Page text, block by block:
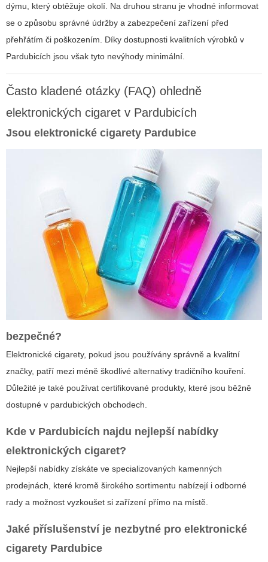
dýmu, který obtěžuje okolí. Na druhou stranu je vhodné informovat
se o způsobu správné údržby a zabezpečení zařízení před
přehřátím či poškozením. Díky dostupnosti kvalitních výrobků v
Pardubicích jsou však tyto nevýhody minimální.
Často kladené otázky (FAQ) ohledně
elektronických cigaret v Pardubicích
Jsou elektronické cigarety Pardubice
bezpečné?
Elektronické cigarety, pokud jsou používány správně a kvalitní
značky, patří mezi méně škodlivé alternativy tradičního kouření.
Důležité je také používat certifikované produkty, které jsou běžně
dostupné v pardubických obchodech.
Kde v Pardubicích najdu nejlepší nabídky
elektronických cigaret?
Nejlepší nabídky získáte ve specializovaných kamenných
prodejnách, které kromě širokého sortimentu nabízejí i odborné
rady a možnost vyzkoušet si zařízení přímo na místě.
Jaké příslušenství je nezbytné pro elektronické
cigarety Pardubice